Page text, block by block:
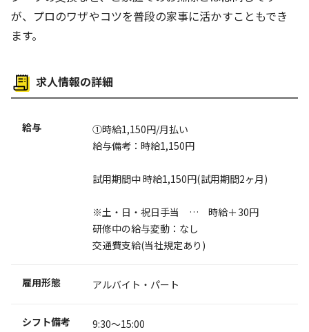
が、プロのワザやコツを普段の家事に活かすこともでき
ます。
求人情報の詳細
給与
①時給1,150円/月払い
給与備考：時給1,150円
試用期間中 時給1,150円(試用期間2ヶ月)
※土・日・祝日手当 … 時給＋30円
研修中の給与変動：なし
交通費支給(当社規定あり)
雇用形態 アルバイト・パート
シフト備考
9:30～15:00